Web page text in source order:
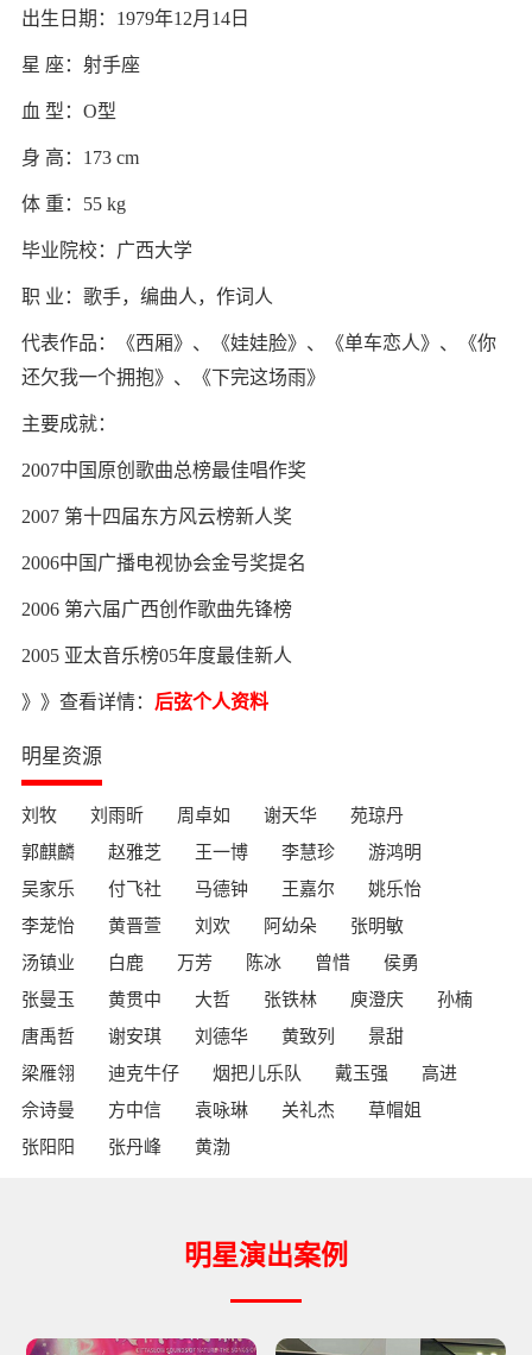
出生日期：1979年12月14日
星 座：射手座
血 型：O型
身 高：173 cm
体 重：55 kg
毕业院校：广西大学
职 业：歌手，编曲人，作词人
代表作品：《西厢》、《娃娃脸》、《单车恋人》、《你
还欠我一个拥抱》、《下完这场雨》
主要成就：
2007中国原创歌曲总榜最佳唱作奖
2007 第十四届东方风云榜新人奖
2006中国广播电视协会金号奖提名
2006 第六届广西创作歌曲先锋榜
2005 亚太音乐榜05年度最佳新人
》》查看详情： 后弦个人资料
明星资源
刘牧 刘雨昕 周卓如 谢天华
苑琼丹
郭麒麟
赵雅芝 王一博 李慧珍
游鸿明
吴家乐
付飞社 马德钟 王嘉尔
姚乐怡
李茏怡
黄晋萱 刘欢 阿幼朵
张明敏
汤镇业
白鹿 万芳 陈冰 曾惜
侯勇
张曼玉
黄贯中 大哲 张铁林 庾澄庆
孙楠
唐禹哲
谢安琪 刘德华 黄致列
景甜
梁雁翎
迪克牛仔 烟把儿乐队 戴玉强
高进
佘诗曼
方中信 袁咏琳 关礼杰
草帽姐
张阳阳
张丹峰 黄渤
明星演出案例